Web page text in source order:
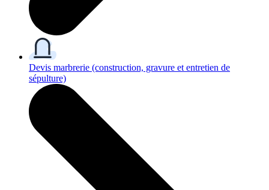
Devis marbrerie (construction, gravure et entretien de
sépulture)